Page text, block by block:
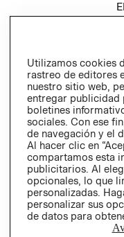
Ecuador ($)
CAMBIAR REGIÓN
Utilizamos cookies
rastreo de editores
nuestro sitio web,
entregar publicidad
boletines
sociales. Con ese
de navegación y el
Al hacer clic en
compartamos esta
publicitarios. Al
opcionales, lo que
personalizadas.
personalizar sus
de datos para